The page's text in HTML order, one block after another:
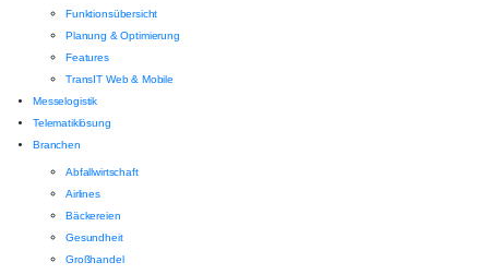
Funktionsübersicht
Planung & Optimierung
Features
TransIT Web & Mobile
Messelogistik
Telematiklösung
Branchen
Abfallwirtschaft
Airlines
Bäckereien
Gesundheit
Großhandel